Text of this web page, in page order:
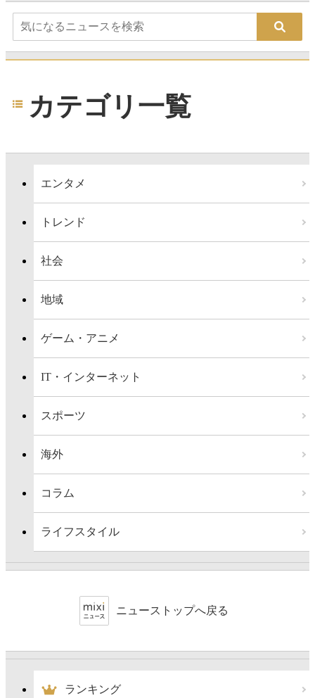
カテゴリ一覧
エンタメ
トレンド
社会
地域
ゲーム・アニメ
IT・インターネット
スポーツ
海外
コラム
ライフスタイル
ニューストップへ戻る
ランキング